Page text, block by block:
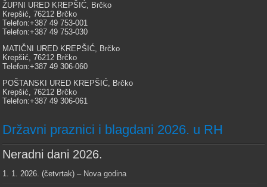
ŽUPNI URED KREPŠIĆ, Brčko
Krepšić, 76212 Brčko
Telefon:+387 49 753-001
Telefon:+387 49 753-030
MATIČNI URED KREPŠIĆ, Brčko
Krepšić, 76212 Brčko
Telefon:+387 49 306-060
POŠTANSKI URED KREPŠIĆ, Brčko
Krepšić, 76212 Brčko
Telefon:+387 49 306-061
Državni praznici i blagdani 2026. u RH
Neradni dani 2026.
1. 1. 2026. (četvrtak) – Nova godina